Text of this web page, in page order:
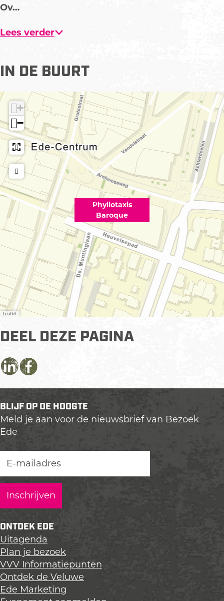
Ov…
Lees verder
IN DE BUURT
Phyllotaxis
Baroque
+
−
Leaflet
DEEL DEZE PAGINA
D
l
d
e
e
a
g
i
n
a
o
p
L
i
n
D
l
d
e
a
g
i
n
o
p
F
a
c
l
d
e
a
g
i
n
o
p
X
BLIJF OP DE HOOGTE
Meld je aan voor de nieuwsbrief van Bezoek
Ede
ONTDEK EDE
Uitagenda
Plan je bezoek
VVV Informatiepunten
Ontdek de Veluwe
Ede Marketing